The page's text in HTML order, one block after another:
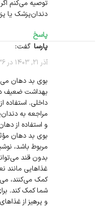
توصیه می‌کنم
دندان‌پزشک یا
پاسخ
پارسا گفت:
آذر 21, 1403 در 6:36 قبل از ظهر
بوی بد دهان
بهداشت ضعیف
داخلی. استفاده
مراجعه به
و استفاده از
بوی بد دهان
مربوط باشد،
بدون قند
غذاهایی مانند
کمک می‌کنند،
شما کمک کند.
و پرهیز از